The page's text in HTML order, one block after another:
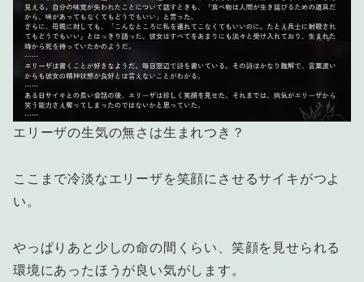
エリーザの生気の無さは生まれつき？
ここまで冷淡なエリーザを笑顔にさせるサイキがつよ
い。
やっぱりあと少しの命の間くらい、笑顔を見せられる
環境にあったほうが良い気がします。